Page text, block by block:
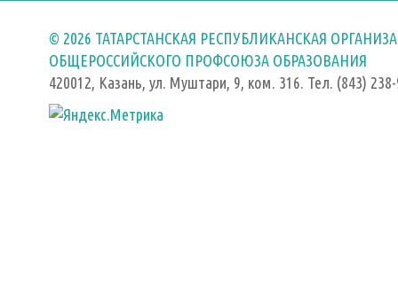
© 2026 ТАТАРСТАНСКАЯ РЕСПУБЛИКАНСКАЯ
ОБЩЕРОССИЙСКОГО ПРОФСОЮЗА ОБРАЗОВАНИЯ
420012, Казань, ул. Муштари, 9, ком. 316. Тел. (843)